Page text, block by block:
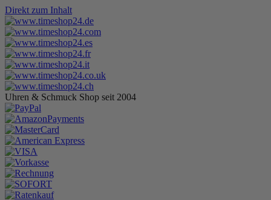
Direkt zum Inhalt
Uhren & Schmuck Shop seit 2004